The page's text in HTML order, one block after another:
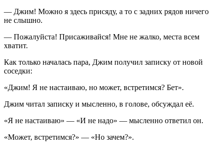
— Джим! Можно я здесь присяду, а то с задних рядов ничего
не слышно.
— Пожалуйста! Присаживайся! Мне не жалко, места всем
хватит.
Как только началась пара, Джим получил записку от новой
соседки:
«Джим! Я не настаиваю, но может, встретимся? Бет».
Джим читал записку и мысленно, в голове, обсуждал её.
«Я не настаиваю» — «И не надо» — мысленно ответил он.
«Может, встретимся?» — «Но зачем?».